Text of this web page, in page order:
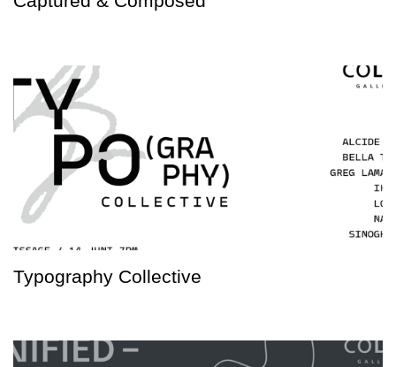
Typography Collective